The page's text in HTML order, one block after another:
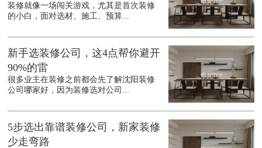
装修就像一场闯关游戏，尤其是首次装修
的小白，面对选材、施工、预算...
新手选装修公司，这4点帮你避开
90%的雷
很多业主在装修之前都会先了解沈阳装修
公司哪家好，因为装修选对公司...
5步选出靠谱装修公司，新家装修
少走弯路